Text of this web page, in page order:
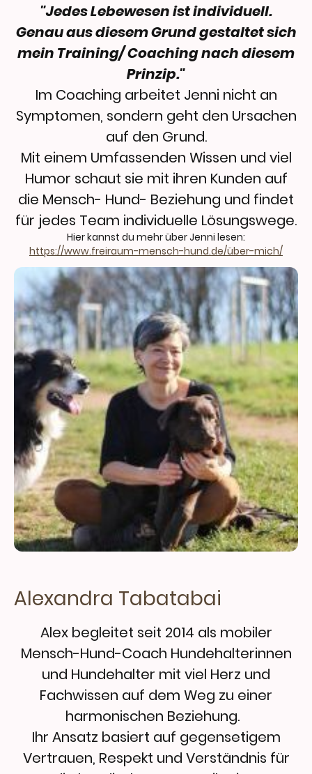
"Jedes Lebewesen ist individuell.
Genau aus diesem Grund gestaltet sich
mein Training/ Coaching nach diesem
Prinzip."
Im Coaching arbeitet Jenni nicht an
Symptomen, sondern geht den Ursachen
auf den Grund.
Mit einem Umfassenden Wissen und viel
Humor schaut sie mit ihren Kunden auf
die Mensch- Hund- Beziehung und findet
für jedes Team individuelle Lösungswege.
Hier kannst du mehr über Jenni lesen:
https://www.freiraum-mensch-hund.de/über-mich/
Alexandra Tabatabai
Alex begleitet seit 2014 als mobiler
Mensch-Hund-Coach Hundehalterinnen
und Hundehalter mit viel Herz und
Fachwissen auf dem Weg zu einer
harmonischen Beziehung.
Ihr Ansatz basiert auf gegensetigem
Vertrauen, Respekt und Verständnis für